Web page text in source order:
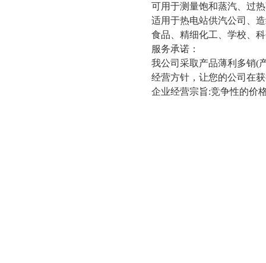
可用于测量饱和蒸汽、过
适用于热电站供汽公司、
食品、精细化工、学校、
服务承诺：
我公司采取产品薄利多销(
经营方针，让您的公司在
企业经营宗旨:竞争性的价